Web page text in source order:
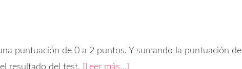
puntuación de 0 a 2 puntos. Y sumando la puntuación de
resultado del test.
[Leer más…]